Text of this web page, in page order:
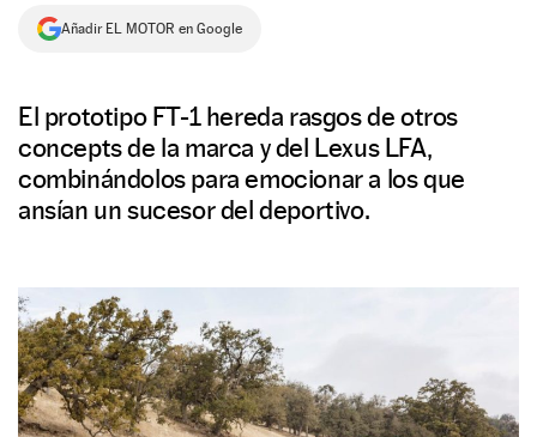
NEWSLETTER
SÍGUENOS
Añadir EL MOTOR en Google
El prototipo FT-1 hereda rasgos de otros
concepts de la marca y del Lexus LFA,
combinándolos para emocionar a los que
ansían un sucesor del deportivo.